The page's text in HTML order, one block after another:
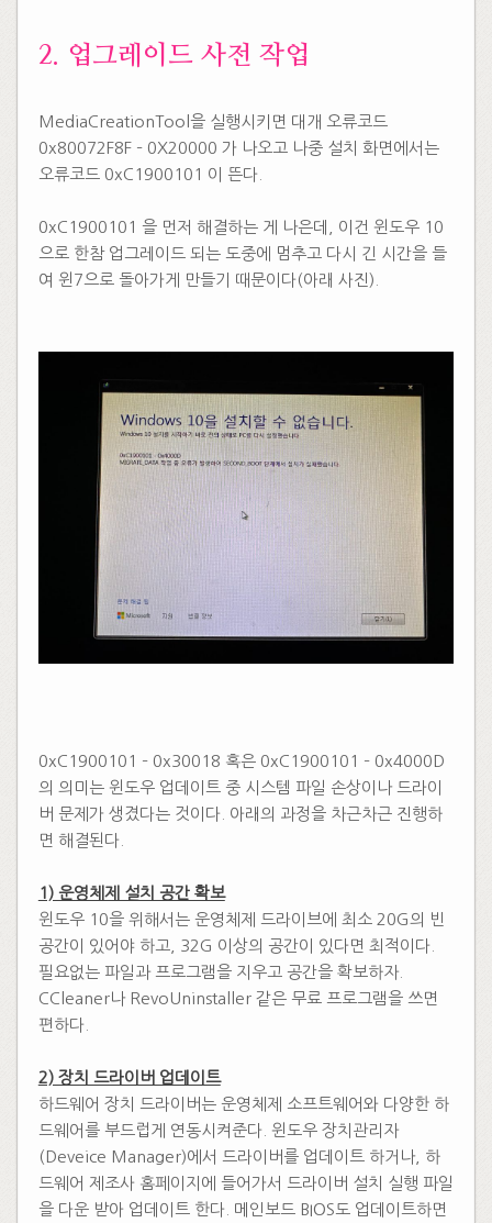
​2. 업그레이드 사전 작업
​MediaCreationTool을 실행시키면 대개 오류코드
0x80072F8F – 0X20000 가 나오고 나중 설치 화면에서는
오류코드 0xC1900101 이 뜬다.
0xC1900101 을 먼저 해결하는 게 나은데, 이건 윈도우 10
으로 한참 업그레이드 되는 도중에 멈추고 다시 긴 시간을 들
여 윈7으로 돌아가게 만들기 때문이다(아래 사진).
0xC1900101 – 0x30018 혹은 0xC1900101 – 0x4000D
의 의미는 윈도우 업데이트 중 시스템 파일 손상이나 드라이
버 문제가 생겼다는 것이다. 아래의 과정을 차근차근 진행하
면 해결된다.
1) 운영체제 설치 공간 확보
윈도우 10을 위해서는 운영체제 드라이브에 최소 20G의 빈
공간이 있어야 하고, 32G 이상의 공간이 있다면 최적이다.
필요없는 파일과 프로그램을 지우고 공간을 확보하자.
CCleaner나 RevoUninstaller 같은 무료 프로그램을 쓰면
편하다.
2) 장치 드라이버 업데이트
하드웨어 장치 드라이버는 운영체제 소프트웨어와 다양한 하
드웨어를 부드럽게 연동시켜준다. 윈도우 장치관리자
(Deveice Manager)에서 드라이버를 업데이트 하거나, 하
드웨어 제조사 홈페이지에 들어가서 드라이버 설치 실행 파일
을 다운 받아 업데이트 한다. 메인보드 BIOS도 업데이트하면